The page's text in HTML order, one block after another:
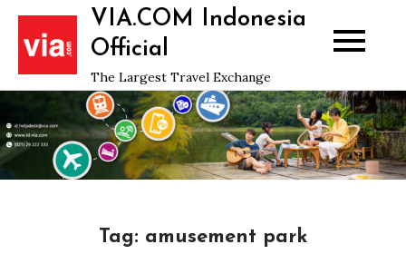
Skip
content
VIA.COM Indonesia
Official
The Largest Travel Exchange
Tag: amusement park